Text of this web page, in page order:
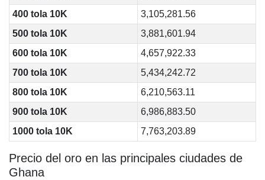
400 tola 10K
3,105,281.56
500 tola 10K
3,881,601.94
600 tola 10K
4,657,922.33
700 tola 10K
5,434,242.72
800 tola 10K
6,210,563.11
900 tola 10K
6,986,883.50
1000 tola 10K
7,763,203.89
Precio del oro en las principales ciudades de
Ghana